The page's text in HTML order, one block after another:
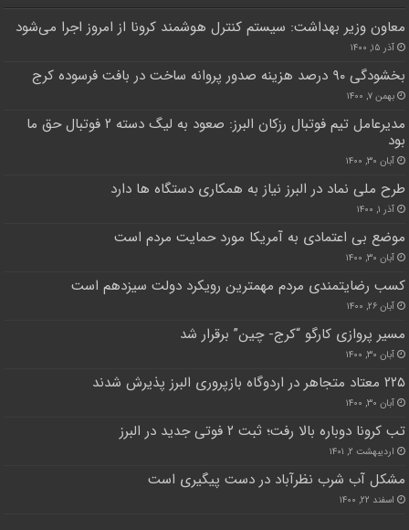
معاون وزیر بهداشت: سیستم کنترل هوشمند کرونا از امروز اجرا می‌شود
آذر ۱۵, ۱۴۰۰
بخشودگی ۹۰ درصد هزینه صدور پروانه ساخت در بافت فرسوده کرج
بهمن ۷, ۱۴۰۰
مدیرعامل تیم فوتبال رزکان البرز: صعود به لیگ دسته ۲ فوتبال حق ما
بود
آبان ۳۰, ۱۴۰۰
طرح ملی نماد در البرز نیاز به همکاری دستگاه ها دارد
آذر ۱, ۱۴۰۰
موضع بی اعتمادی به آمریکا مورد حمایت مردم است
آبان ۳۰, ۱۴۰۰
کسب رضایتمندی مردم مهمترین رویکرد دولت سیزدهم است
آبان ۲۶, ۱۴۰۰
مسیر پروازی کارگو “کرج- چین” برقرار شد
آبان ۳۰, ۱۴۰۰
۲۲۵ معتاد متجاهر در اردوگاه بازپروری البرز پذیرش شدند
آبان ۳۰, ۱۴۰۰
تب کرونا دوباره بالا رفت؛ ثبت ۲ فوتی جدید در البرز
اردیبهشت ۲, ۱۴۰۱
مشکل آب شرب نظرآباد در دست پیگیری است
اسفند ۲۲, ۱۴۰۰